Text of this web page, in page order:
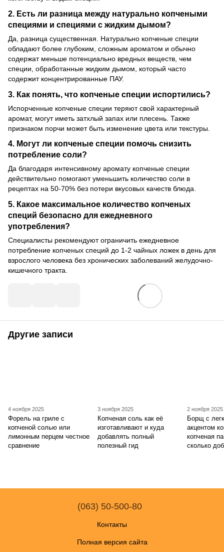
2. Есть ли разница между натурально копчеными
специями и специями с жидким дымом?
Да, разница существенная. Натурально копченые специи
обладают более глубоким, сложным ароматом и обычно
содержат меньше потенциально вредных веществ, чем
специи, обработанные жидким дымом, который часто
содержит концентрированные ПАУ.
3. Как понять, что копченые специи испортились?
Испорченные копченые специи теряют свой характерный
аромат, могут иметь затхлый запах или плесень. Также
признаком порчи может быть изменение цвета или текстуры.
4. Могут ли копченые специи помочь снизить
потребление соли?
Да благодаря интенсивному аромату копченые специи
действительно помогают уменьшить количество соли в
рецептах на 50-70% без потери вкусовых качеств блюда.
5. Какое максимальное количество копченых
специй безопасно для ежедневного
употребления?
Специалисты рекомендуют ограничить ежедневное
потребление копченых специй до 1-2 чайных ложек в день для
взрослого человека без хронических заболеваний желудочно-
кишечного тракта.
Другие записи
4 ноября 2025
Форель на гриле с
копченой солью или
лимонным перцем честное
сравнение
3 ноября 2025
Копченая соль как её
изготавливают и куда
добавлять полный
полезный гид
2 ноября 2025
Борщ с
акцентом
копченая
сколько
(063) 50-500-80
Контакты
Полная версия сайта